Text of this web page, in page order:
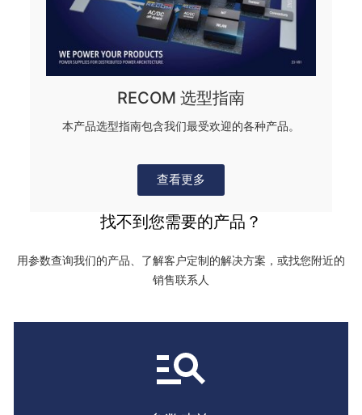
RECOM 选型指南
本产品选型指南包含我们最受欢迎的各种产品。
查看更多
找不到您需要的产品？
用参数查询我们的产品、了解客户定制的解决方案，或找您附近的
销售联系人